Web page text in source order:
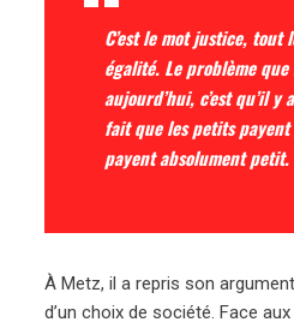
C’est le mot justice, tout
égalité. Le problème que
aujourd’hui, c’est qu’il
fait que les petits
payent absolument petit.
À Metz, il a repris son
d’un choix de société. Face aux